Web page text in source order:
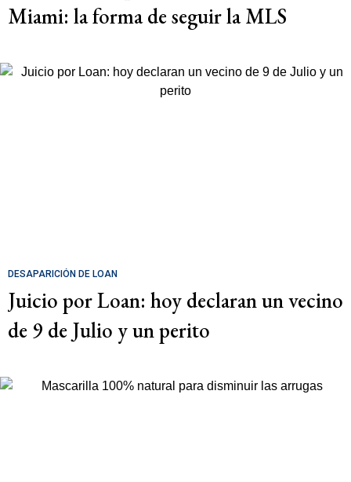
Miami: la forma de seguir la MLS
DESAPARICIÓN DE LOAN
Juicio por Loan: hoy declaran un vecino
de 9 de Julio y un perito